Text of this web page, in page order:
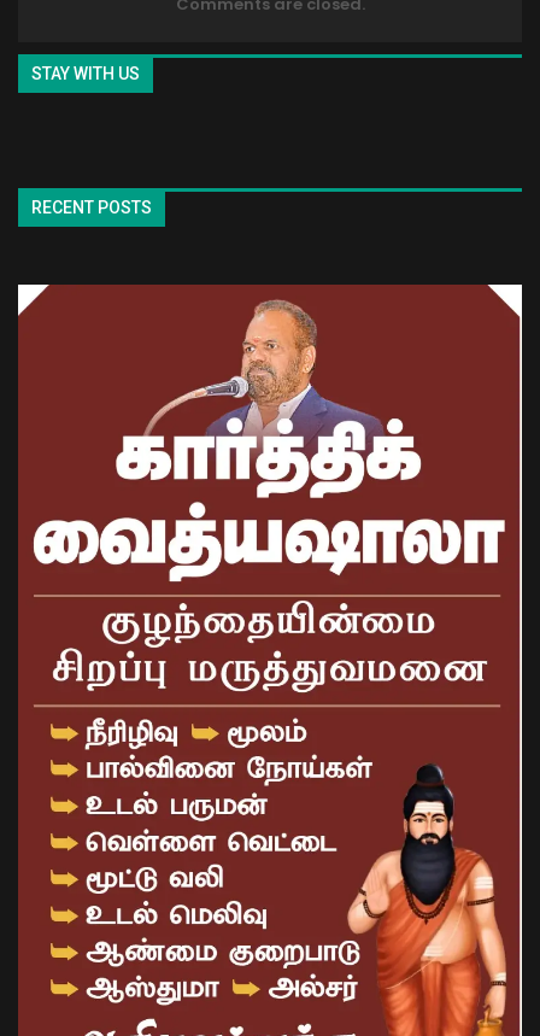
STAY WITH US
RECENT POSTS